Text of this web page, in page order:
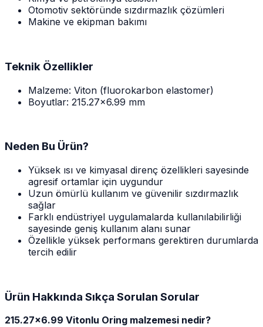
Otomotiv sektöründe sızdırmazlık çözümleri
Makine ve ekipman bakımı
Teknik Özellikler
Malzeme: Viton (fluorokarbon elastomer)
Boyutlar: 215.27x6.99 mm
Neden Bu Ürün?
Yüksek ısı ve kimyasal direnç özellikleri sayesinde
agresif ortamlar için uygundur
Uzun ömürlü kullanım ve güvenilir sızdırmazlık
sağlar
Farklı endüstriyel uygulamalarda kullanılabilirliği
sayesinde geniş kullanım alanı sunar
Özellikle yüksek performans gerektiren durumlarda
tercih edilir
Ürün Hakkında Sıkça Sorulan Sorular
215.27x6.99 Vitonlu Oring malzemesi nedir?